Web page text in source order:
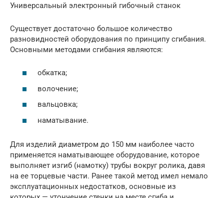
Универсальный электронный гибочный станок
Существует достаточно большое количество
разновидностей оборудования по принципу сгибания.
Основными методами сгибания являются:
обкатка;
волочение;
вальцовка;
наматывание.
Для изделий диаметром до 150 мм наиболее часто
применяется наматывающее оборудование, которое
выполняет изгиб (намотку) трубы вокруг ролика, давя
на ее торцевые части. Ранее такой метод имел немало
эксплуатационных недостатков, основные из